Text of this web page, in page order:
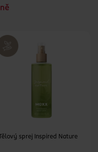
sprej Inspired Nature